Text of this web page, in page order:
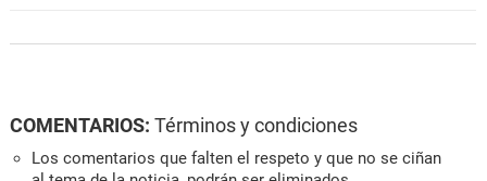
COMENTARIOS: Términos y condiciones
Los comentarios que falten el respeto y que no se ciñan